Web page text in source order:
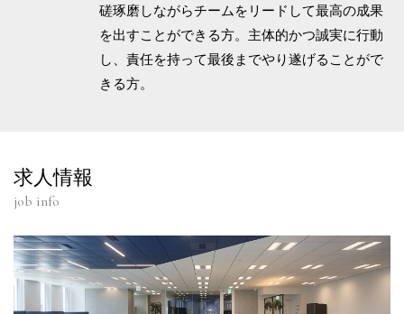
磋琢磨しながらチームをリードして最高の成果
を出すことができる方。主体的かつ誠実に行動
し、責任を持って最後までやり遂げることがで
きる方。
求人情報
job info